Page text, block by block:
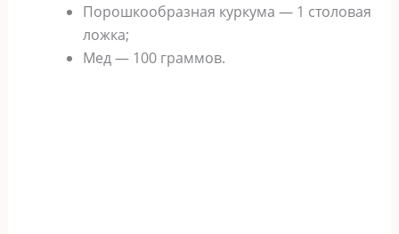
Порошкообразная куркума — 1 столовая
ложка;
Мед — 100 граммов.